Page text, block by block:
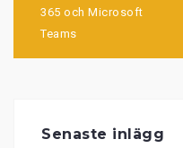
g
365 och Microsoft
Teams
Senaste inlägg